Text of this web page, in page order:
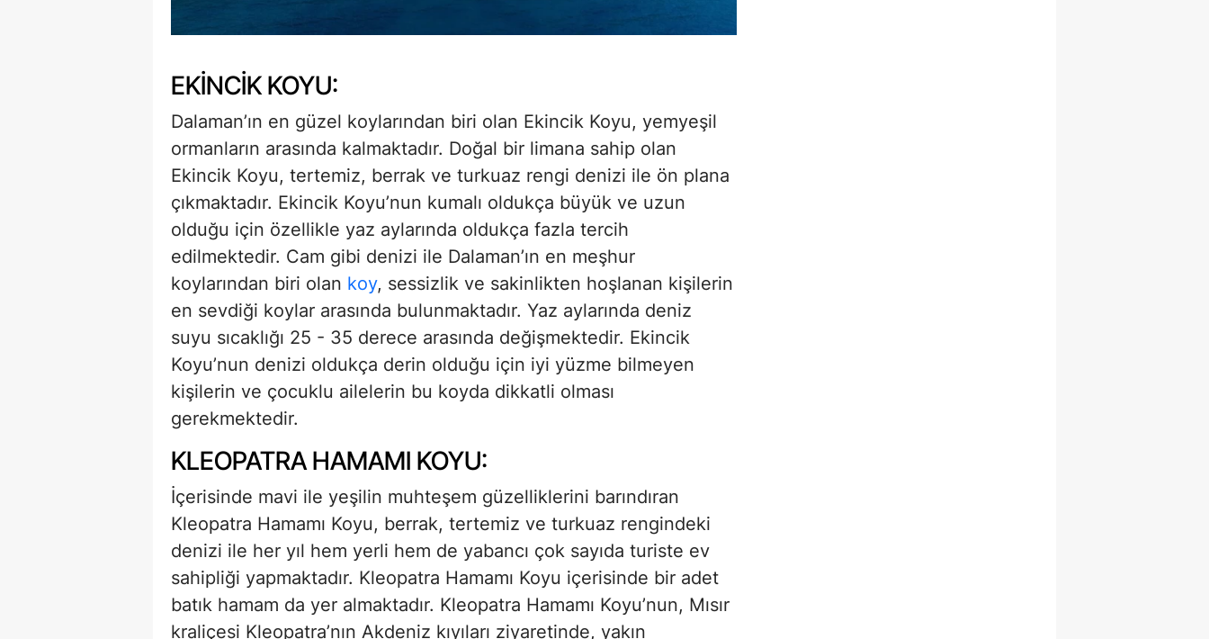
EKINCIK KOYU:
Dalaman’ın en güzel koylarından biri olan Ekincik Koyu, yemyeşil
ormanların arasında kalmaktadır. Doğal bir limana sahip olan
Ekincik Koyu, tertemiz, berrak ve turkuaz rengi denizi ile ön plana
çıkmaktadır. Ekincik Koyu’nun kumalı oldukça büyük ve uzun
olduğu için özellikle yaz aylarında oldukça fazla tercih
edilmektedir. Cam gibi denizi ile Dalaman’ın en meşhur
koylarından biri olan koy, sessizlik ve sakinlikten hoşlanan kişilerin
en sevdiği koylar arasında bulunmaktadır. Yaz aylarında deniz
suyu sıcaklığı 25 - 35 derece arasında değişmektedir. Ekincik
Koyu’nun denizi oldukça derin olduğu için iyi yüzme bilmeyen
kişilerin ve çocuklu ailelerin bu koyda dikkatli olması
gerekmektedir.
KLEOPATRA HAMAMI KOYU:
İçerisinde mavi ile yeşilin muhteşem güzelliklerini barındıran
Kleopatra Hamamı Koyu, berrak, tertemiz ve turkuaz rengindeki
denizi ile her yıl hem yerli hem de yabancı çok sayıda turiste ev
sahipliği yapmaktadır. Kleopatra Hamamı Koyu içerisinde bir adet
batık hamam da yer almaktadır. Kleopatra Hamamı Koyu’nun, Mısır
kraliçesi Kleopatra’nın Akdeniz kıyıları ziyaretinde, yakın